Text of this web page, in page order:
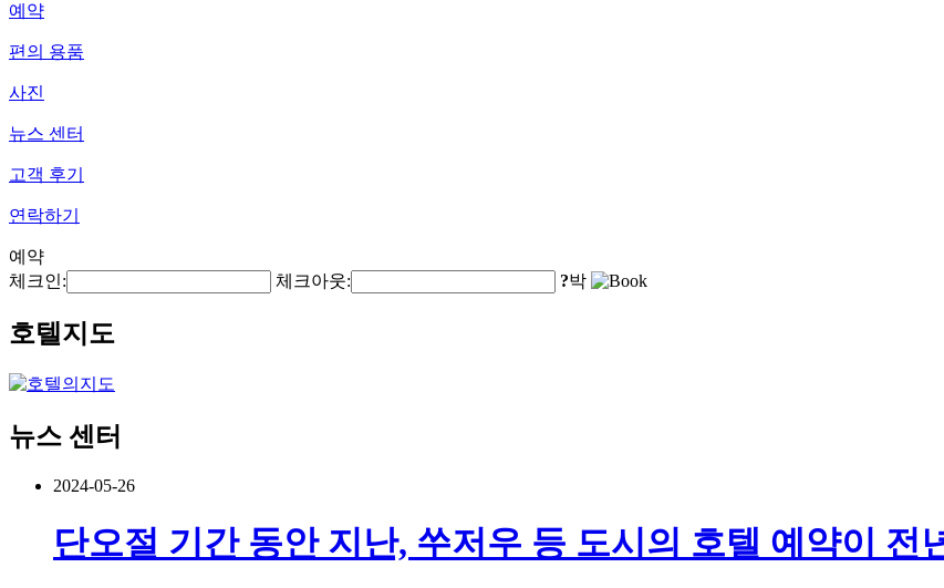
예약
편의 용품
사진
뉴스 센터
고객 후기
연락하기
예약
체크인:
체크아웃: ?박
호텔지도
뉴스 센터
2024-05-26
단오절 기간 동안 지난, 쑤저우 등 도시의 호텔 예약이 전